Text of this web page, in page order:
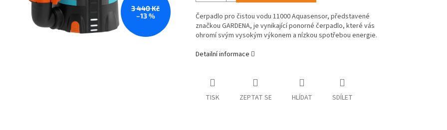
3 440 Kč
–13 %
Čerpadlo pro čistou vodu 11000 Aquasensor, představené
značkou GARDENA, je vynikající ponorné čerpadlo, které vás
ohromí svým vysokým výkonem a nízkou spotřebou energie.
Detailní informace
TISK ZEPTAT SE HLÍDAT SDÍLET